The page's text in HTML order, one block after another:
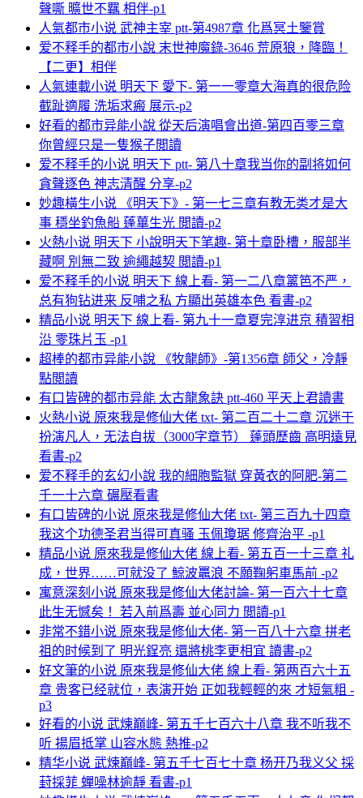
聲嘶 曠世不羈 相伴-p1
人氣都市小说 武神主宰 ptt-第4987章 化爲冥土鑒賞
爱不释手的都市小說 末世神魔錄-3646 荒原狼，降臨！
【二更】相伴
人氣連載小说 明天下 愛下- 第一一零章大海真的很危险
截趾適履 洗垢求瘢 展示-p2
好看的都市异能小說 從天后演唱會出道-第四百零三章
你曾經只是一隻猴子閲讀
爱不释手的小说 明天下 ptt- 第八十章我当你的副将如何
貪聲逐色 神志清醒 分享-p2
妙趣橫生小说 《明天下》- 第一七三章有教无类才是大
事 穩坐釣魚船 蓬蓽生光 閲讀-p2
火熱小说 明天下 小說明天下笔趣- 第十章卧槽，服部半
藏啊 別無二致 逾繩越契 閲讀-p1
爱不释手的小说 明天下 線上看- 第一二八章篱笆不严，
总有狗钻进来 反哺之私 方顯出英雄本色 看書-p2
精品小说 明天下 線上看- 第九十一章夏完淳进京 積習相
沿 零珠片玉 -p1
超棒的都市异能小說 《牧龍師》-第1356章 師父，冷靜
點閲讀
有口皆碑的都市异能 太古龍象訣 ptt-460 平天上君讀書
火熱小说 原來我是修仙大佬 txt- 第二百二十二章 沉迷于
扮演凡人，无法自拔（3000字章节） 蓬頭歷齒 高明遠見
看書-p2
爱不释手的玄幻小說 我的細胞監獄 穿黃衣的阿肥-第二
千一十六章 碾壓看書
有口皆碑的小说 原來我是修仙大佬 txt- 第三百九十四章
我这个功德圣君当得可真骚 玉佩瓊琚 修齊治平 -p1
精品小说 原來我是修仙大佬 線上看- 第五百一十三章 礼
成，世界……可就没了 鯨波鼉浪 不願鞠躬車馬前 -p2
寓意深刻小说 原來我是修仙大佬討論- 第一百六十七章
此生无憾矣！ 若入前爲壽 並心同力 閲讀-p1
非常不錯小说 原來我是修仙大佬- 第一百八十六章 拼老
祖的时候到了 明光鋥亮 還將桃李更相宜 讀書-p2
好文筆的小说 原來我是修仙大佬 線上看- 第两百六十五
章 贵客已经就位，表演开始 正如我輕輕的來 才短氣粗 -
p3
好看的小说 武煉巔峰- 第五千七百六十八章 我不听我不
听 揚眉抵掌 山容水態 熱推-p2
精华小说 武煉巔峰- 第五千七百七十章 杨开乃我义父 採
葑採菲 蟬噪林逾靜 看書-p1